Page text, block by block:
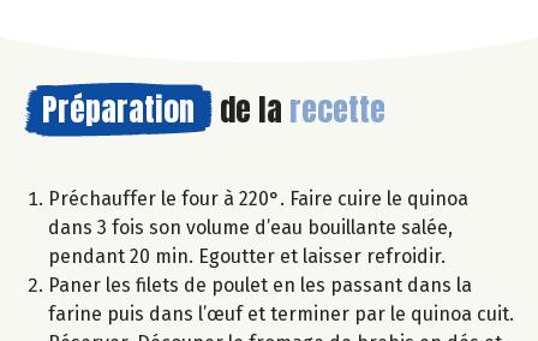
Préparation de la recette
Préchauffer le four à 220°. Faire cuire le quinoa
dans 3 fois son volume d’eau bouillante salée,
pendant 20 min. Egoutter et laisser refroidir.
Paner les filets de poulet en les passant dans la
farine puis dans l’œuf et terminer par le quinoa cuit.